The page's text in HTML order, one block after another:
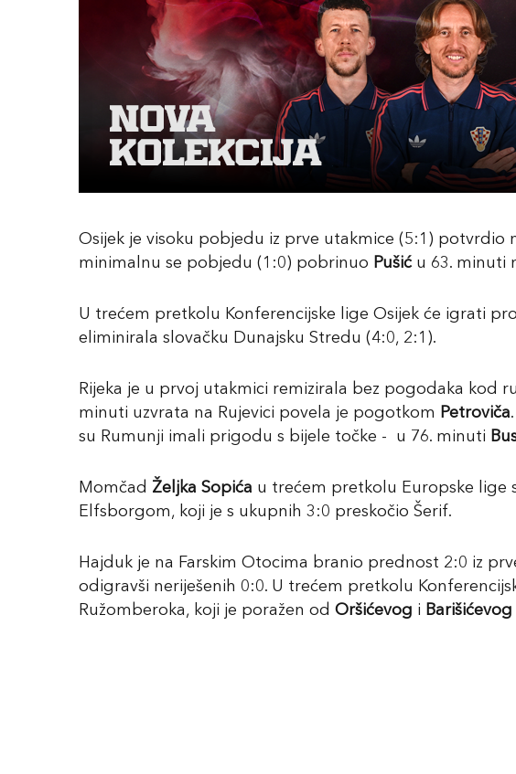
Osijek je visoku pobjedu iz prve utakmice (5:1) potvrdio
minimalnu se pobjedu (1:0) pobrinuo Pušiću 63. minuti
U trećem pretkolu Konferencijske lige Osijek će igrati
eliminirala slovačku Dunajsku Stredu (4:0, 2:1).
Rijeka je u prvoj utakmici remizirala bez pogodaka kod
minuti uzvrata na Rujevici povela je pogotkom Petroviča
su Rumunji imali prigodu s bijele točke - u 76. minuti
Momčad Željka Sopića u trećem pretkolu Europske lige
Elfsborgom, koji je s ukupnih 3:0 preskočio Šerif.
Hajduk je na Farskim Otocima branio prednost 2:0 iz
odigravši neriješenih 0:0. U trećem pretkolu
Ružomberoka, koji je poražen od Oršićevog i Barišićevog